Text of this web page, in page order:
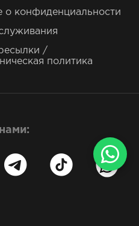
о конфиденциальности
/
политика